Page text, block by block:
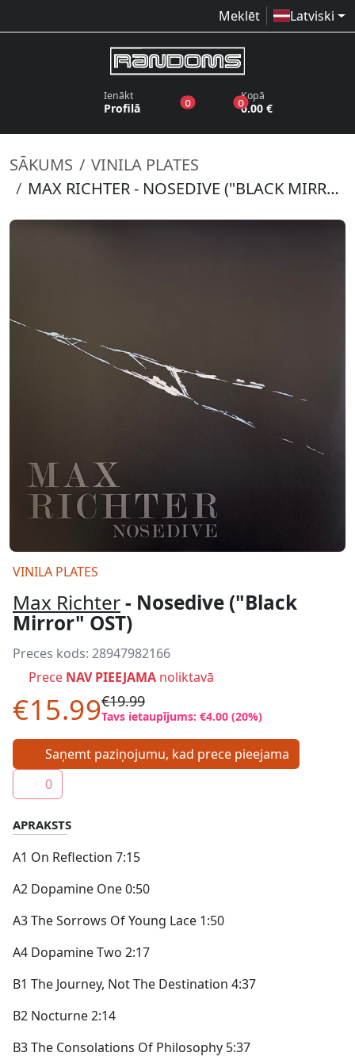
Meklēt Latviski
Ienākt
Profilā 0produkti vēlmju sarakstā
0produkti grozā
Kopā
0.00 €
SĀKUMS
VINILA PLATES
MAX RICHTER - NOSEDIVE ("BLACK MIRROR" OST)
VINILA PLATES
Max Richter- Nosedive ("Black
Mirror" OST)
Preces kods: 28947982166
Prece NAV PIEEJAMA noliktavā
€15.99€19.99
Tavs ietaupījums: €4.00 (20%)
Saņemt paziņojumu, kad prece pieejama
0
APRAKSTS
A1 On Reflection 7:15
A2 Dopamine One 0:50
A3 The Sorrows Of Young Lace 1:50
A4 Dopamine Two 2:17
B1 The Journey, Not The Destination 4:37
B2 Nocturne 2:14
B3 The Consolations Of Philosophy 5:37